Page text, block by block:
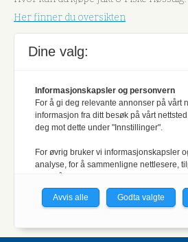
Her finner du oversikten
Jakt & Fiske,
Hvalstadåsen 5
1378, NESBRU
Utgiver:Norges Jeger- og
Dine valg:
Informasjonskapsler og personvern
For å gi deg relevante annonser på vårt
informasjon fra ditt besøk på vårt
deg mot dette under "Innstillinger".
For øvrig bruker vi informasjonskapsler
analyse, for å sammenligne nettlesere,
personvernerklæring.
du få relevante annonser på
nettverket basert på informasjon fra dine
Avvis alle Godta valgte